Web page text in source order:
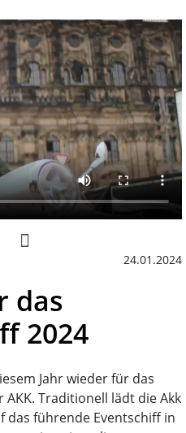
24.01.2024
das
2024
Jahr wieder für das
Traditionell lädt die Akk
das führende Eventschiff in